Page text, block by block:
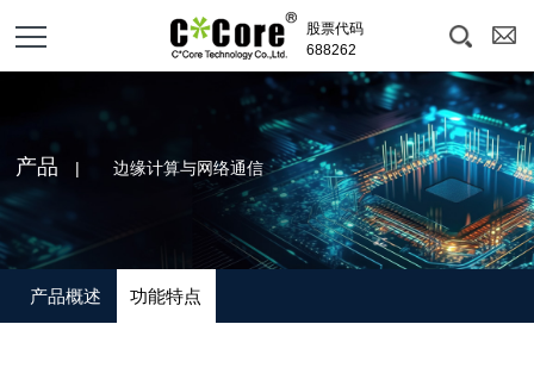
股票代码
688262
产品 | 边缘计算与网络通信
产品概述 功能特点